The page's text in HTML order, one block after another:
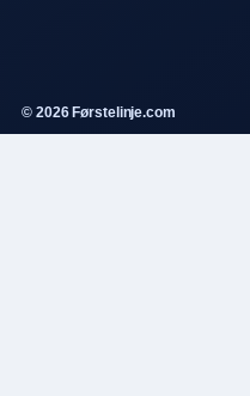
© 2026 Førstelinje.com